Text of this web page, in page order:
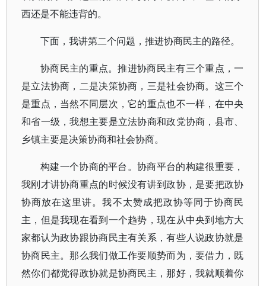
西还是不能违背的。
下面，我讲第二个问题，推进协商民主的路径。
协商民主的重点。推进协商民主有三个重点，一
是立法协商，二是决策协商，三是社会协商。这三个
是重点，当然不同层次，它的重点也不一样，在中央
和省一级，我想主要是立法协商和政党协商，县市、
乡镇主要是决策协商和社会协商。
构建一个协商的平台。协商平台的构建很重要，
我刚才讲协商重点的时候没有讲到政协，是要把政协
协商放在这里讲。我不太赞成把政协等同于协商民
主，但是我现在看到一个趋势，现在从中央到地方大
家都认为政协跟协商民主有关系，有些人说政协就是
协商民主。那么我们做工作要顺势而为，要借力，既
然你们都觉得政协就是协商民主，那好，我就顺着你